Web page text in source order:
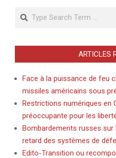
ARTICLES
Face à la puissance de feu
missiles américains sous
Restrictions numériques en
préoccupante pour les
Bombardements russes sur
retard des systèmes de
Edito-Transition ou